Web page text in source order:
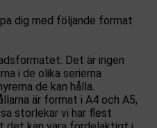
dig med följande format
Det är ingen
i de olika serierna
de kan hålla.
är format i A4 och A5,
storlekar vi har flest